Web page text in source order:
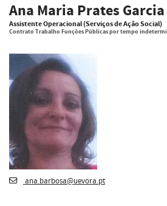
Ana Maria Prates
Assistente Operacional (Serviços de Ação Social)
Contrato Trabalho Funções Públicas por tempo
ana.barbosa@uevora.pt